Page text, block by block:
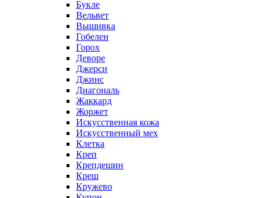
Букле
Вельвет
Вышивка
Гобелен
Горох
Деворе
Джерси
Джинс
Диагональ
Жаккард
Жоржет
Искусственная кожа
Искусственный мех
Клетка
Креп
Крепдешин
Креш
Кружево